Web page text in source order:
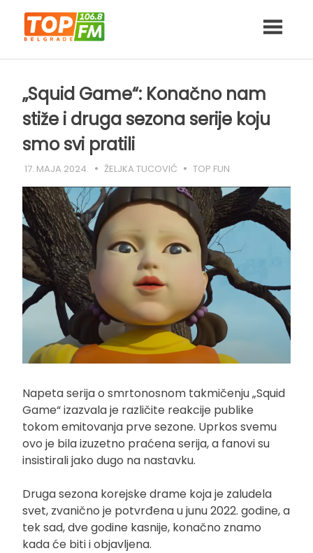
content
„Squid Game“: Konačno nam
stiže i druga sezona serije koju
smo svi pratili
17. MAJA 2024. ŽELJKA TUCOVIĆ TOP FUN
Napeta serija o smrtonosnom takmičenju „Squid
Game“ izazvala je različite reakcije publike
tokom emitovanja prve sezone. Uprkos svemu
ovo je bila izuzetno praćena serija, a fanovi su
insistirali jako dugo na nastavku.
Druga sezona korejske drame koja je zaludela
svet, zvanično je potvrđena u junu 2022. godine, a
tek sad, dve godine kasnije, konačno znamo
kada će biti i objavljena.